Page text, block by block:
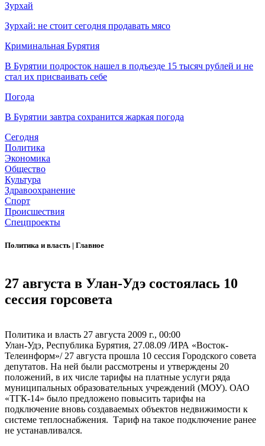
Зурхай
Зурхай: не стоит сегодня продавать мясо
Криминальная Бурятия
В Бурятии подросток нашел в подъезде 15 тысяч рублей и не
стал их присваивать себе
Погода
В Бурятии завтра сохранится жаркая погода
Сегодня
Политика
Экономика
Общество
Культура
Здравоохранение
Спорт
Происшествия
Спецпроекты
Политика и власть | Главное
27 августа в Улан-Удэ состоялась 10
сессия горсовета
Политика и власть 27 августа 2009 г., 00:00
Улан-Удэ, Республика Бурятия, 27.08.09 /ИРА «Восток-
Телеинформ»/ 27 августа прошла 10 сессия Городского совета
депутатов. На ней были рассмотрены и утверждены 20
положений, в их числе тарифы на платные услуги ряда
муниципальных образовательных учреждений (МОУ). ОАО
«ТГК-14» было предложено повысить тарифы на
подключение вновь создаваемых объектов недвижимости к
системе теплоснабжения. Тариф на такое подключение ранее
не устанавливался.